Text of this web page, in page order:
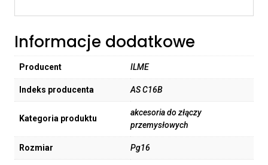
Informacje dodatkowe
Producent ILME
Indeks producenta AS C16B
Kategoria produktu
akcesoria do złączy
przemysłowych
Rozmiar Pg16